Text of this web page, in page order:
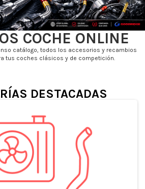
COCHE ONLINE
catálogo, todos los accesorios y recambios
tus coches clásicos y de competición.
DESTACADAS